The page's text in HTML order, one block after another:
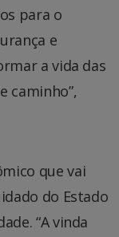
para o
e
a vida das
caminho”,
que vai
do Estado
“A vinda